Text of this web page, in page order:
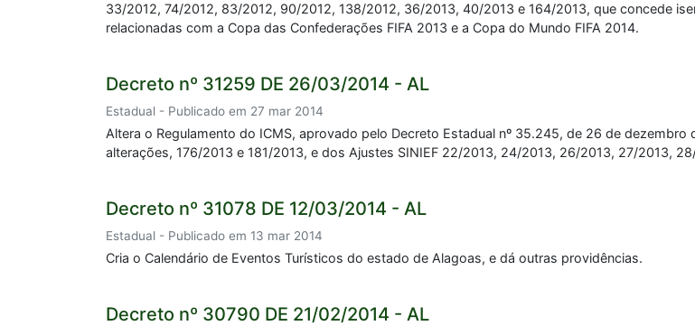
33/2012, 74/2012, 83/2012, 90/2012, 138/2012, 36/2013, 40/2013 e 164/2013, que concede
relacionadas com a Copa das Confederações FIFA 2013 e a Copa do Mundo FIFA 2014.
Decreto nº 31259 DE 26/03/2014 - AL
Estadual - Publicado em 27 mar 2014
Altera o Regulamento do ICMS, aprovado pelo Decreto Estadual nº 35.245, de 26 de
alterações, 176/2013 e 181/2013, e dos Ajustes SINIEF 22/2013, 24/2013, 26/2013, 27/2013,
Decreto nº 31078 DE 12/03/2014 - AL
Estadual - Publicado em 13 mar 2014
Cria o Calendário de Eventos Turísticos do estado de Alagoas, e dá outras providências.
Decreto nº 30790 DE 21/02/2014 - AL